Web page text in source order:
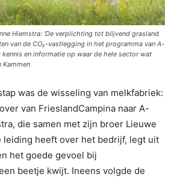
Hiemstra: ‘De verplichting tot blijvend grasland
van de CO₂-vastlegging in het programma van A-
kennis en informatie op waar de hele sector wat
Kammen
was de wisseling van melkfabriek:
van FrieslandCampina naar A-
die samen met zijn broer Lieuwe
leiding heeft over het bedrijf, legt uit
het goede gevoel bij
beetje kwijt. Ineens volgde de